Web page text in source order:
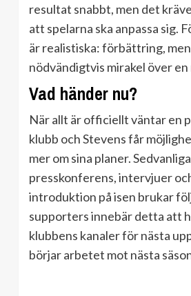
resultat snabbt, men det
att spelarna ska anpassa sig.
är realistiska: förbättring,
nödvändigtvis mirakel över
Vad händer nu?
När allt är officiellt väntar en
klubb och Stevens får
mer om sina planer.
presskonferens, intervjuer
introduktion på isen brukar
supporters innebär detta att
klubbens kanaler för nästa
börjar arbetet mot nästa